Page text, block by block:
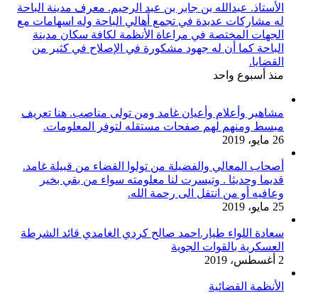
الأستاذ. عبدالله بن جابر بن عبد الرحيم. معرف مدينة الباحة
له مشاركات عديدة في تجمع أهالي الباحة وله اسهامات مع
الجهات المختصة في مراعاة الأنظمة لكافة سكان مدينة
الباحة كما أن له جهود مشكورة في الإصلاح في كثير من
القضايا.
منذ أسبوع واحد
مشاهير وأعلام وأعيان غامد ومن تولى مناصب. هنا تعريف
مبسط ومنهم لهم صفحات مستقله لتوفر المعلومات.
26 مايو، 2019
أصحاب المعالي والفضيلة من تولوا القضاء من قبيلة غامد.
قديما وحديثا . وتيسرت لنا معلومته سواء من بقي بخير
وعافيه أو من انتقل الى رحمة الله.
25 مايو، 2019
سعادة اللواء طيار.احمد صالح كردي الغامدي قائد الشرطة
العسكرية بالقوات الجوية
2 أغسطس، 2019
الأنظمة القضائية